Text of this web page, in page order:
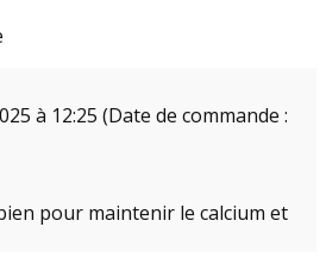
à 12:25 (Date de commande :
pour maintenir le calcium et